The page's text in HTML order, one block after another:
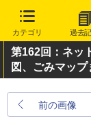
カテゴリ 過去
第162回：ネッ
図、ごみマップ
前の画像